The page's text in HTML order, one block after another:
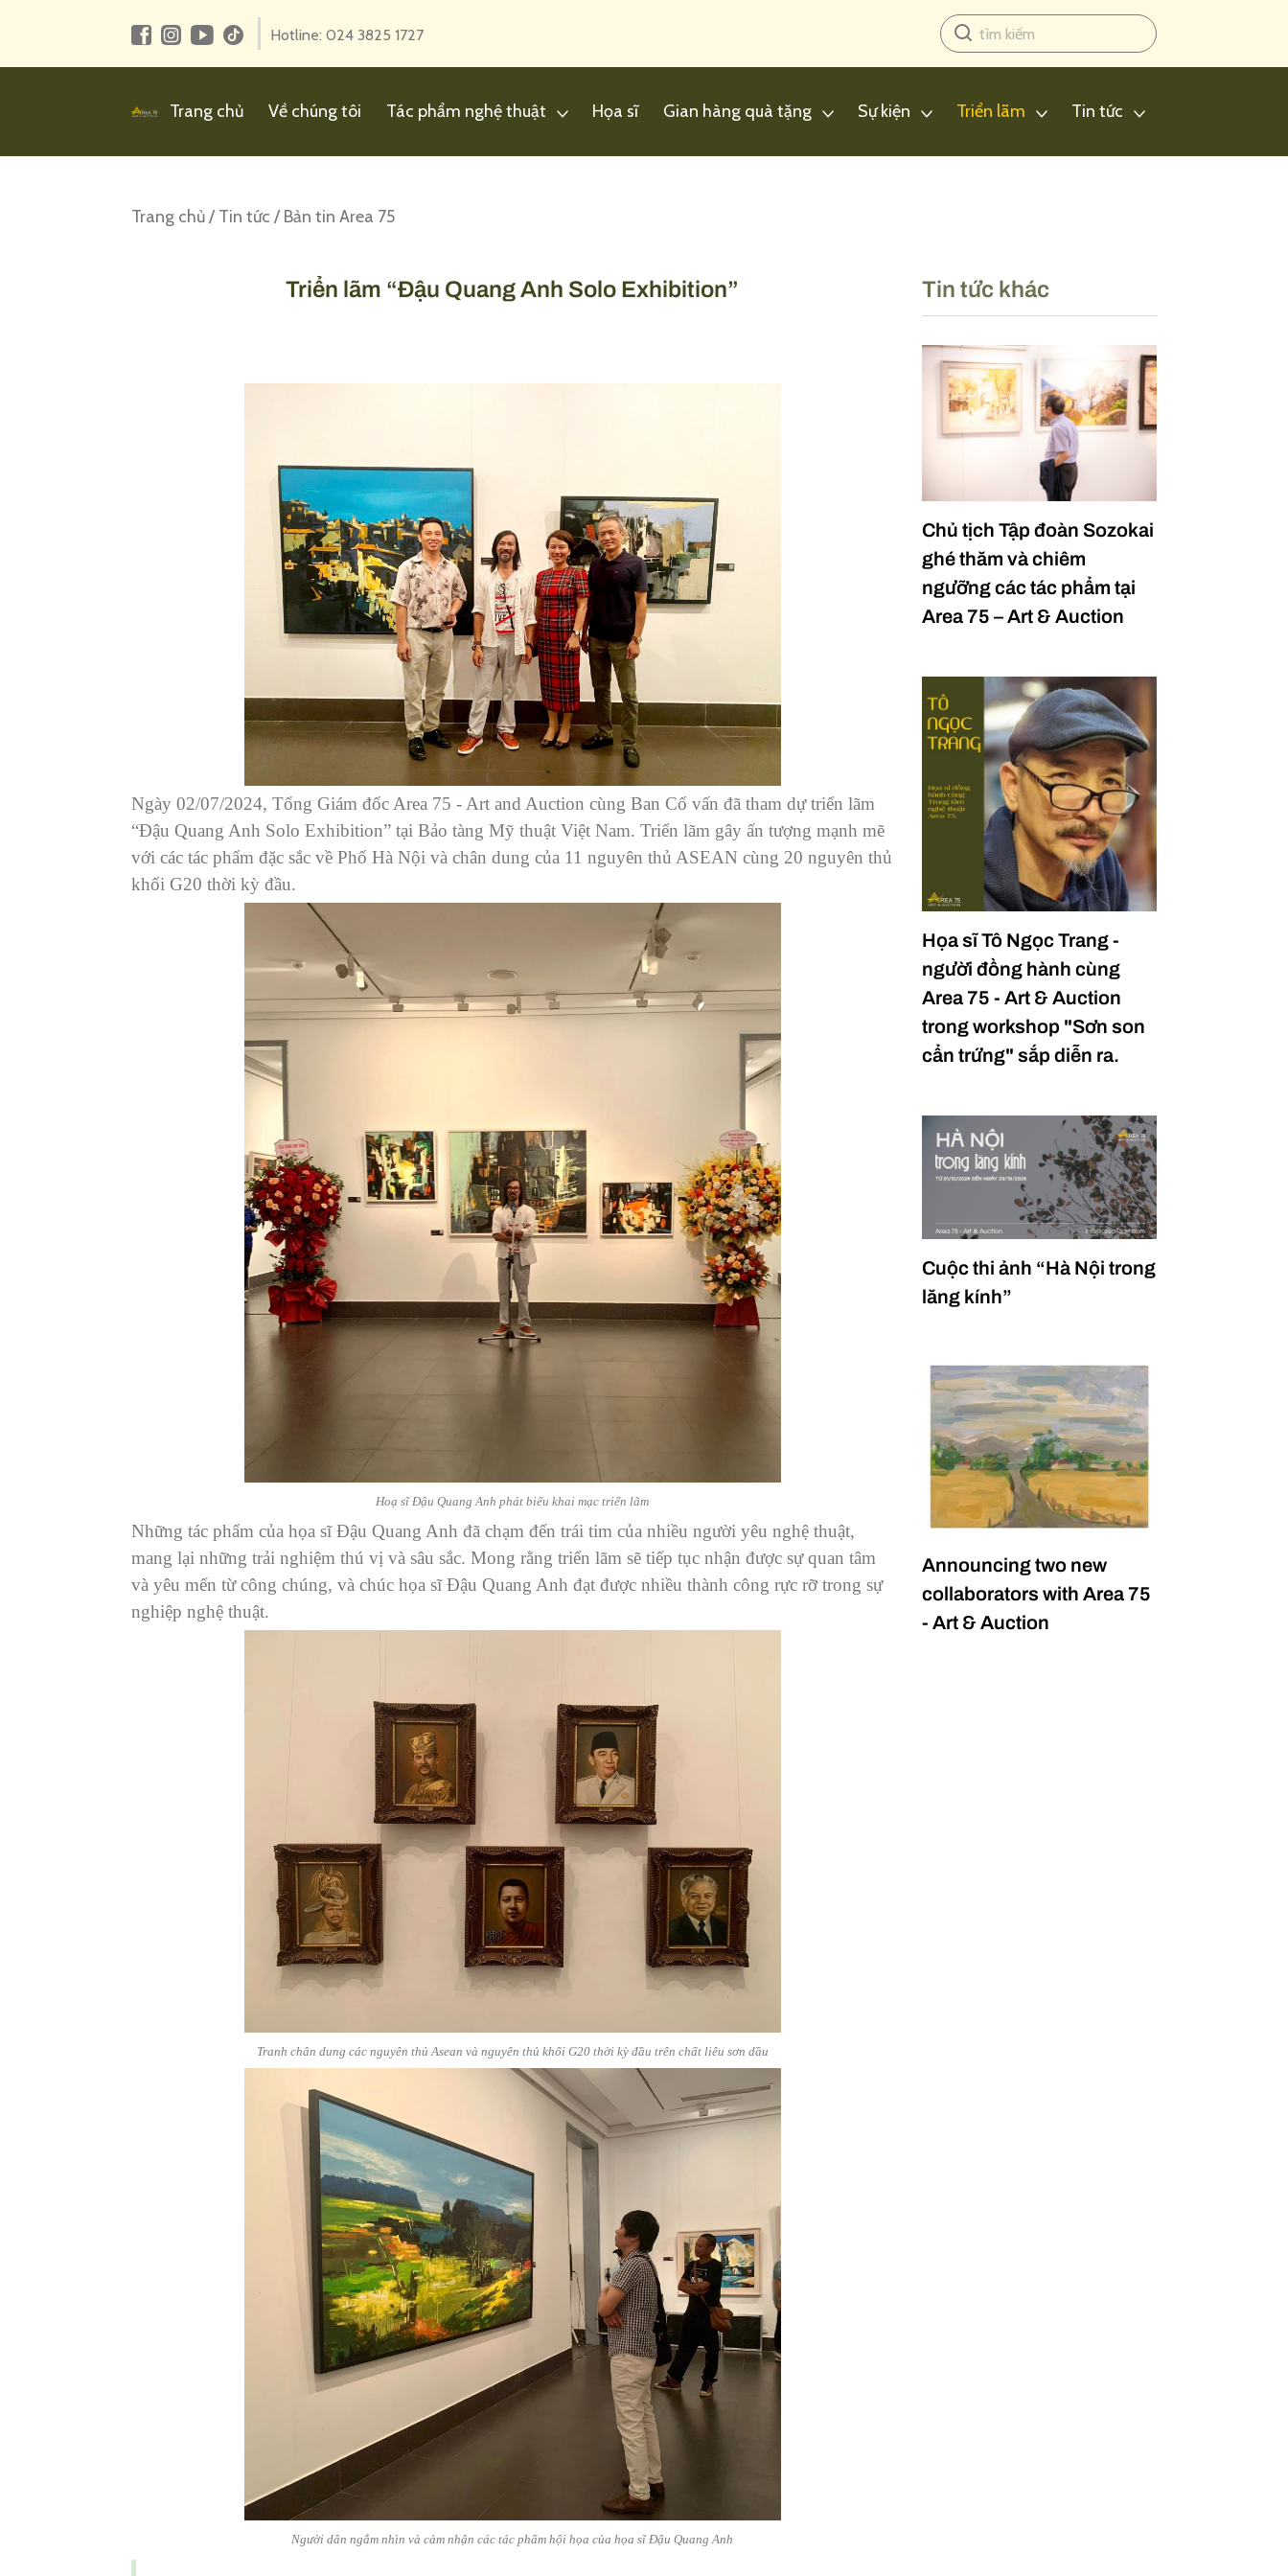
Hotline: 024 3825 1727
Trang chủ Về chúng tôi Tác phẩm nghệ thuật Họa sĩ Gian hàng quà tặng Sự kiện Triển lãm Tin tức
Trang chủ/Tin tức /Bản tin Area 75
Triển lãm “Đậu Quang Anh Solo Exhibition”
Ngày 02/07/2024, Tổng Giám đốc Area 75 - Art and Auction cùng Ban Cố vấn đã tham dự triển lãm
“Đậu Quang Anh Solo Exhibition” tại Bảo tàng Mỹ thuật Việt Nam. Triển lãm gây ấn tượng mạnh mẽ
với các tác phẩm đặc sắc về Phố Hà Nội và chân dung của 11 nguyên thủ ASEAN cùng 20 nguyên thủ
khối G20 thời kỳ đầu.
Hoạ sĩ Đậu Quang Anh phát biểu khai mạc triển lãm
Những tác phẩm của họa sĩ Đậu Quang Anh đã chạm đến trái tim của nhiều người yêu nghệ thuật,
mang lại những trải nghiệm thú vị và sâu sắc. Mong rằng triển lãm sẽ tiếp tục nhận được sự quan tâm
và yêu mến từ công chúng, và chúc họa sĩ Đậu Quang Anh đạt được nhiều thành công rực rỡ trong sự
nghiệp nghệ thuật.
Tranh chân dung các nguyên thủ Asean và nguyên thủ khối G20 thời kỳ đầu trên chất liêu sơn dầu
Người dân ngắm nhìn và cảm nhận các tác phẩm hội họa của họa sĩ Đậu Quang Anh
Tin tức khác
Chủ tịch Tập đoàn Sozokai
ghé thăm và chiêm
ngưỡng các tác phẩm tại
Area 75 – Art & Auction
Họa sĩ Tô Ngọc Trang -
người đồng hành cùng
Area 75 - Art & Auction
trong workshop "Sơn son
cẩn trứng" sắp diễn ra.
Cuộc thi ảnh “Hà Nội trong
lăng kính”
Announcing two new
collaborators with Area 75
- Art & Auction